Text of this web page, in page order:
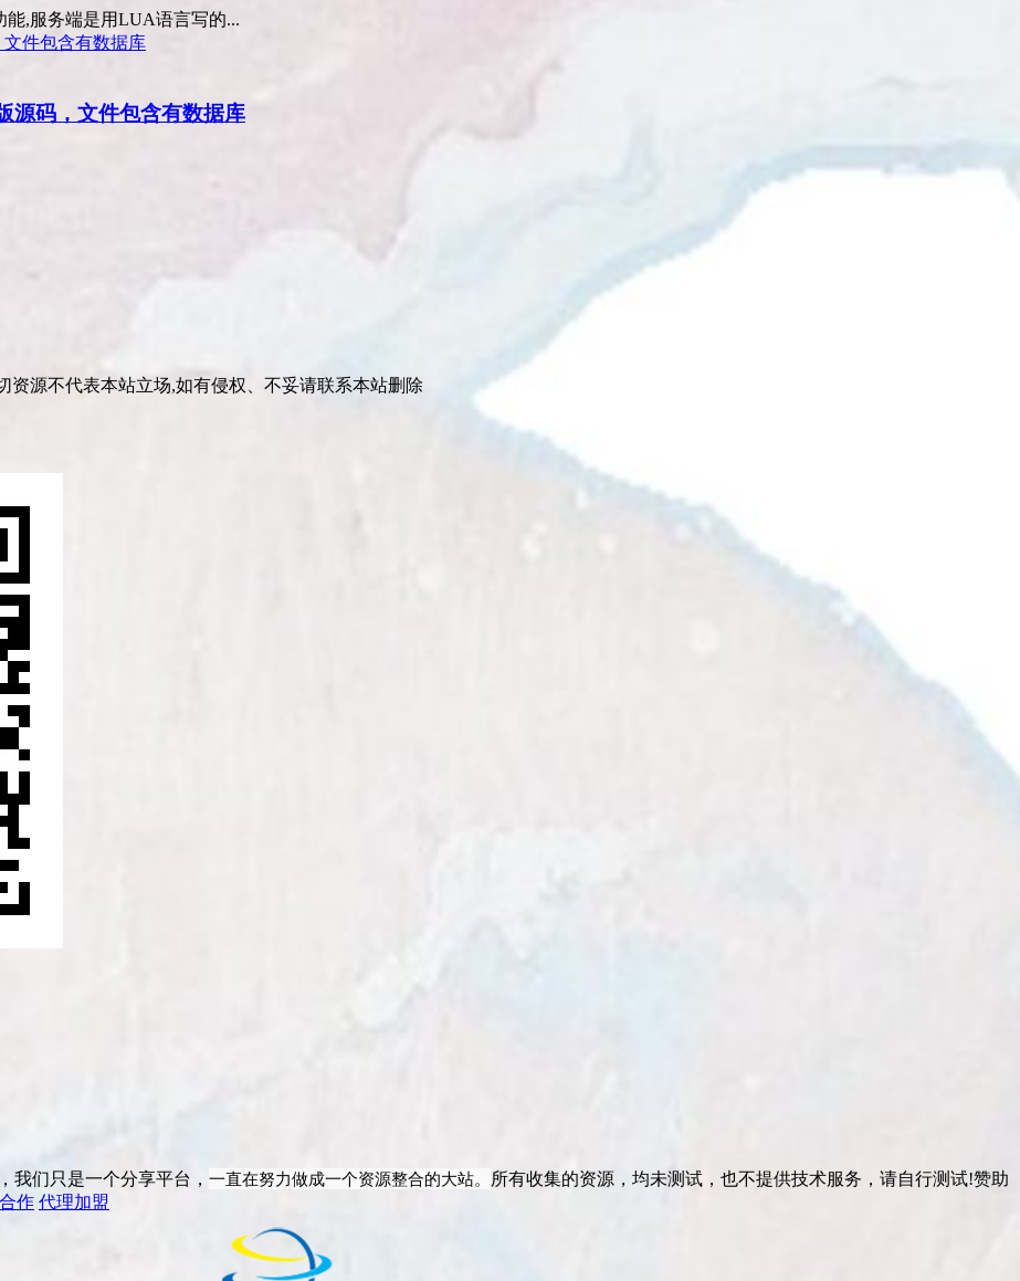
,服务端是用LUA语言写的...
源码，文件包含有数据库
源不代表本站立场,如有侵权、不妥请联系本站删除
我们只是一个分享平台， 一直在努力做成一个资源整合的大站。
所有收集的资源，均未测试，也不提供技术服务，请自行测试!赞助
作 代理加盟